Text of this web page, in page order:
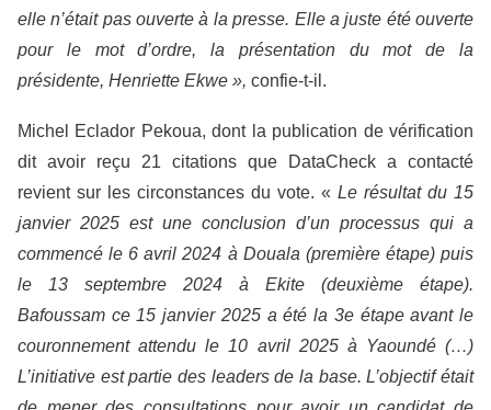
elle n’était pas ouverte à la presse. Elle a juste été ouverte
pour le mot d’ordre, la présentation du mot de la
présidente, Henriette Ekwe », confie-t-il.
Michel Eclador Pekoua, dont la publication de vérification
dit avoir reçu 21 citations que DataCheck a contacté
revient sur les circonstances du vote. « Le résultat du 15
janvier 2025 est une conclusion d’un processus qui a
commencé le 6 avril 2024 à Douala (première étape) puis
le 13 septembre 2024 à Ekite (deuxième étape).
Bafoussam ce 15 janvier 2025 a été la 3e étape avant le
couronnement attendu le 10 avril 2025 à Yaoundé (…)
L’initiative est partie des leaders de la base. L’objectif était